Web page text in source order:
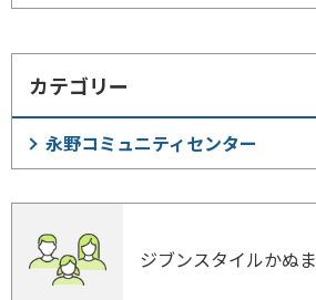
カテゴリー
永野コミュニティセンター
ジブンスタイルかぬま